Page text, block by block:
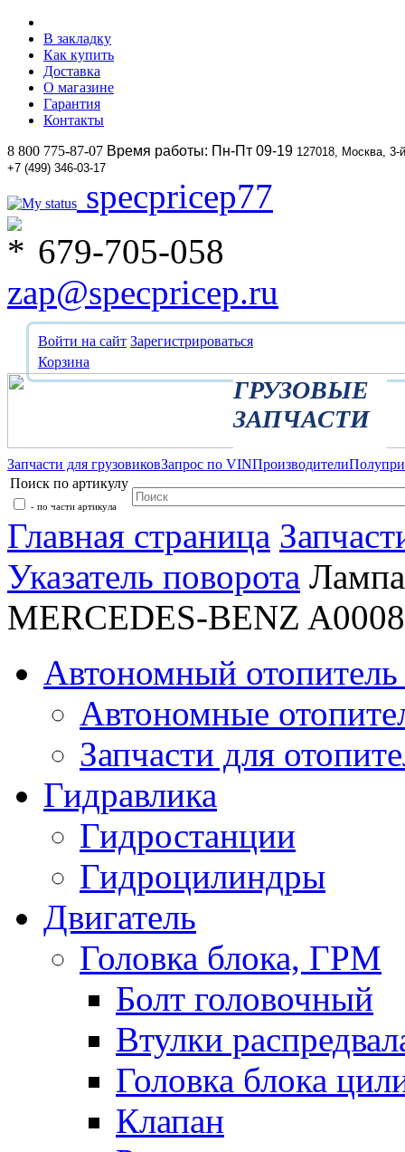
В закладку
Как купить
Доставка
О магазине
Гарантия
Контакты
8 800 775-87-07 Время работы: Пн-Пт 09-19 127018, Москва,
+7 (499) 346-03-17
specpricep77
679-705-058
zap@specpricep.ru
Войти на сайт Зарегистрироваться
Корзина
ГРУЗОВЫЕ
ЗАПЧАСТИ
Запчасти для грузовиковЗапрос по VINПроизводители
Поиск по артикулу
- по части артикула
Главная страница
Указатель поворота Лампа
MERCEDES-BENZ
Автономный отопитель
Автономные
Запчасти для
Гидравлика
Гидростанции
Гидроцилиндры
Двигатель
Головка блока, ГРМ
Болт головочный
Втулки
Головка блока
Клапан